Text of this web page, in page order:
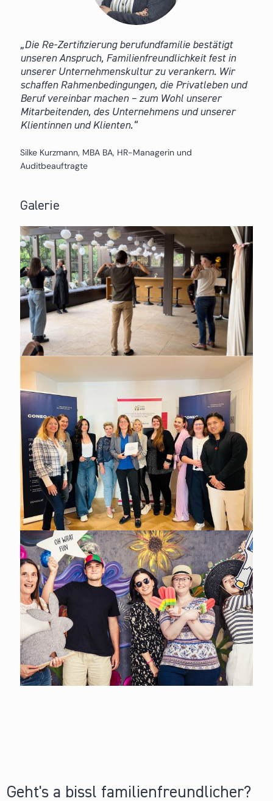
Die Re-Zertifizierung berufundfamilie bestätigt
unseren Anspruch, Familienfreundlichkeit fest in
unserer Unternehmenskultur zu verankern. Wir
schaffen Rahmenbedingungen, die Privatleben und
Beruf vereinbar machen – zum Wohl unserer
Mitarbeitenden, des Unternehmens und unserer
Klientinnen und Klienten.
Silke Kurzmann, MBA BA, HR-Managerin und
Auditbeauftragte
Galerie
Geht's a bissl familienfreundlicher?